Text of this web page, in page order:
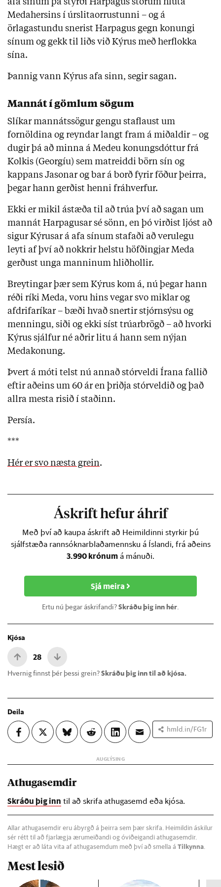
afa sínum þá stýrði Harpagus stórum hluta
Medahersins í úrslitaorrustunni – og á
örlagastundu snerist Harpagus gegn konungi
sínum og gekk til liðs við Kýrus með herflokka
sína.
Þannig vann Kýrus afa sinn, segir sagan.
Mannát í gömlum sögum
Slíkar mannátssögur gengu staflaust um
fornöldina og reyndar langt fram á miðaldir – og
dugir þá að minna á Medeu konungsdóttur frá
Kolkis (Georgíu) sem matreiddi börn sín og
kappans Jasonar og bar á borð fyrir föður þeirra,
þegar hann gerðist henni fráhverfur.
Ekki er mikil ástæða til að trúa því að sagan um
mannát Harpagusar sé sönn, en þó virðist ljóst að
sigur Kýrusar á afa sínum stafaði að verulegu
leyti af því að nokkrir helstu höfðingjar Meda
gerðust unga manninum hliðhollir.
Breytingar þær sem Kýrus kom á, nú þegar hann
réði ríki Meda, voru hins vegar svo miklar og
afdrifaríkar – bæði hvað snertir stjórnsýsu og
menningu, siði og ekki síst trúarbrögð – að hvorki
Kýrus sjálfur né aðrir litu á hann sem nýjan
Medakonung.
Þvert á móti telst nú annað stórveldi Írana fallið
eftir aðeins um 60 ár en þriðja stórveldið og það
allra mesta risið í staðinn.
Persía.
***
Hér er svo næsta grein.
Áskrift hefur áhrif
Með því að kaupa áskrift að Heimildinni styrkir þú
sjálfstæða rannsóknarblaðamennsku á Íslandi, frá aðeins
3.990 krónum á mánuði.
Sjá meira
Ertu nú þegar áskrifandi?Skráðu þig inn hér.
Kjósa
28
Hvernig finnst þér þessi grein?Skráðu þig inn til að kjósa.
Deila
hmld.in/FG1r
Athugasemdir
Skráðu þig inn til að skrifa athugasemd eða kjósa.
Allar athugasemdir eru ábyrgð á þeirra sem þær skrifa. Heimildin áskilur
sér rétt til að fjarlægja ærumeiðandi og óviðeigandi athugasemdir.
Hægt er að láta vita af athugasemdum með því að smella á Tilkynna
Mest lesið